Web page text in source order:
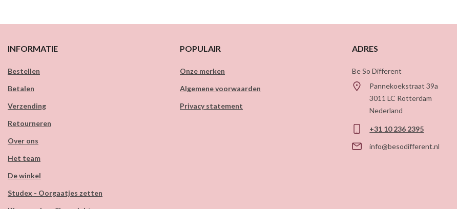
INFORMATIE
Bestellen
Betalen
Verzending
Retourneren
Over ons
Het team
De winkel
Studex - Oorgaatjes zetten
POPULAIR
Onze merken
Algemene voorwaarden
Privacy statement
ADRES
Be So Different
Pannekoekstraat 39a
3011 LC Rotterdam
Nederland
+31 10 236 2395
info@besodifferent.nl